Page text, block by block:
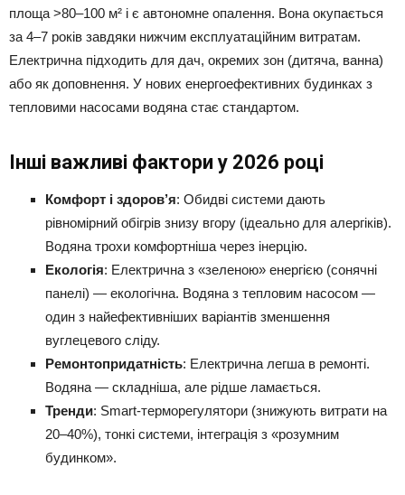
площа >80–100 м² і є автономне опалення. Вона окупається
за 4–7 років завдяки нижчим експлуатаційним витратам.
Електрична підходить для дач, окремих зон (дитяча, ванна)
або як доповнення. У нових енергоефективних будинках з
тепловими насосами водяна стає стандартом.
Інші важливі фактори у 2026 році
Комфорт і здоров’я: Обидві системи дають
рівномірний обігрів знизу вгору (ідеально для алергіків).
Водяна трохи комфортніша через інерцію.
Екологія: Електрична з «зеленою» енергією (сонячні
панелі) — екологічна. Водяна з тепловим насосом —
один з найефективніших варіантів зменшення
вуглецевого сліду.
Ремонтопридатність: Електрична легша в ремонті.
Водяна — складніша, але рідше ламається.
Тренди: Smart-терморегулятори (знижують витрати на
20–40%), тонкі системи, інтеграція з «розумним
будинком».